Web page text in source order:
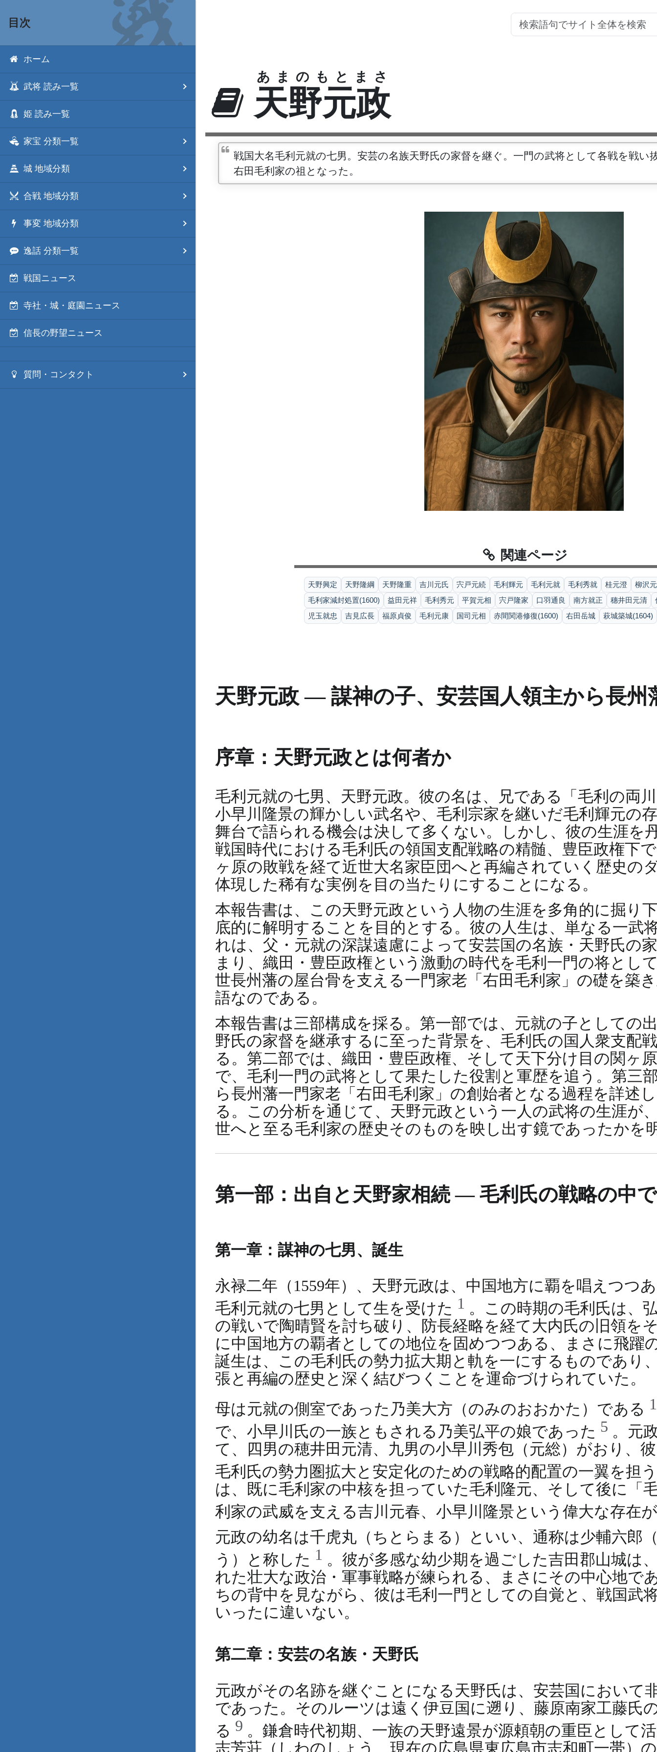
目次
ホーム
武将 読み一覧
姫 読み一覧
家宝 分類一覧
城 地域分類
合戦 地域分類
事変 地域分類
逸話 分類一覧
戦国ニュース
寺社・城・庭園ニュース
信長の野望ニュース
質問・コンタクト
天野元政
あまのもとまさ
戦国大名毛利元就の七男。安芸の名族天野氏の家督を継ぐ。一門の武将として各戦を戦い
右田毛利家の祖となった。
関連ページ
天野興定 天野隆綱 天野隆重 吉川元氏 宍戸元続 毛利輝元 毛利元就 毛利秀就 桂元澄
柳沢
毛利家減封処置(1600)
益田元祥 毛利秀元 平賀元相 宍戸隆家 口羽通良 南方就正 穗井田元清
児玉就忠
吉見広長 福原貞俊 毛利元康 国司元相 赤間関港修復(1600) 右田岳城 萩城築城(1604)
天野元政 ― 謀神の子、安芸国人領主から長州
序章：天野元政とは何者か
毛利元就の七男、天野元政。彼の名は、兄である「毛利の両
小早川隆景の輝かしい武名や、毛利宗家を継いだ毛利輝元の
舞台で語られる機会は決して多くない。しかし、彼の生涯を
戦国時代における毛利氏の領国支配戦略の精髄、豊臣政権下
ヶ原の敗戦を経て近世大名家臣団へと再編されていく歴史の
体現した稀有な実例を目の当たりにすることになる。
本報告書は、この天野元政という人物の生涯を多角的に掘り
底的に解明することを目的とする。彼の人生は、単なる一武
れは、父・元就の深謀遠慮によって安芸国の名族・天野氏の
まり、織田・豊臣政権という激動の時代を毛利一門の将とし
世長州藩の屋台骨を支える一門家老「右田毛利家」の礎を築
語なのである。
本報告書は三部構成を採る。第一部では、元就の子としての
野氏の家督を継承するに至った背景を、毛利氏の国人衆支配
る。第二部では、織田・豊臣政権、そして天下分け目の関ヶ
で、毛利一門の武将として果たした役割と軍歴を追う。第三
ら長州藩一門家老「右田毛利家」の創始者となる過程を詳述
る。この分析を通じて、天野元政という一人の武将の生涯が
世へと至る毛利家の歴史そのものを映し出す鏡であったかを
第一部：出自と天野家相続 ― 毛利氏の戦略の中で
第一章：謀神の七男、誕生
永禄二年（1559年）、天野元政は、中国地方に覇を唱えつつ
毛利元就の七男として生を受けた 1 。この時期の毛利氏は、
の戦いで陶晴賢を討ち破り、防長経略を経て大内氏の旧領を
に中国地方の覇者としての地位を固めつつある、まさに飛躍
誕生は、この毛利氏の勢力拡大期と軌を一にするものであり
張と再編の歴史と深く結びつくことを運命づけられていた。
母は元就の側室であった乃美大方（のみのおおかた）である
で、小早川氏の一族ともされる乃美弘平の娘であった 5 。元
て、四男の穂井田元清、九男の小早川秀包（元総）がおり、
毛利氏の勢力圏拡大と安定化のための戦略的配置の一翼を担
は、既に毛利家の中核を担っていた毛利隆元、そして後に「
利家の武威を支える吉川元春、小早川隆景という偉大な存在
元政の幼名は千虎丸（ちとらまる）といい、通称は少輔六郎
う）と称した 1 。彼が多感な幼少期を過ごした吉田郡山城は
れた壮大な政治・軍事戦略が練られる、まさにその中心地で
ちの背中を見ながら、彼は毛利一門としての自覚と、戦国武
いったに違いない。
第二章：安芸の名族・天野氏
元政がその名跡を継ぐことになる天野氏は、安芸国において
であった。そのルーツは遠く伊豆国に遡り、藤原南家工藤氏
る 9 。鎌倉時代初期、一族の天野遠景が源頼朝の重臣として
志芳荘（しわのしょう、現在の広島県東広島市志和町一帯）